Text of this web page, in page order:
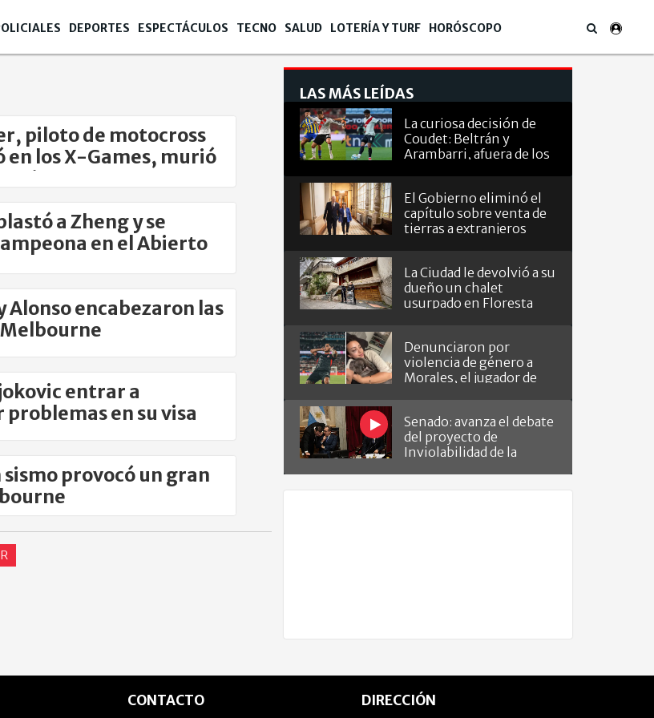
DEPORTES ESPECTÁCULOS TECNO SALUD LOTERÍA Y TURF HORÓSCOPO
piloto de motocross
en los X-Games, murió
a Zheng y se
en el Abierto
Alonso encabezaron las
entrar a
en su visa
provocó un gran
LAS MÁS LEÍDAS
La curiosa decisión de
Coudet: Beltrán y
Arambarri, afuera de los
El Gobierno eliminó el
capítulo sobre venta de
tierras a extranjeros
La Ciudad le devolvió a su
dueño un chalet
usurpado en Floresta
Denunciaron por
violencia de género a
Morales, el jugador de
Senado: avanza el debate
del proyecto de
Inviolabilidad de la
CONTACTO DIRECCIÓN